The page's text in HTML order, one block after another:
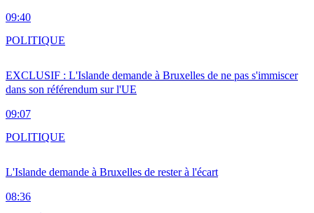
09:40
EXCLUSIF : L'Islande demande à Bruxelles de ne pas s'immiscer
dans son référendum sur l'UE
09:07
POLITIQUE
L'Islande demande à Bruxelles de rester à l'écart
08:36
POLITIQUE